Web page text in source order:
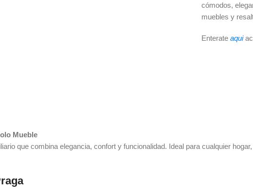
cómodos,
muebles y
Enterateaqui
Mueble
que combina elegancia, confort y funcionalidad. Ideal para cualquier